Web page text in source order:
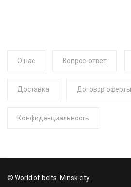
О нас Вопрос-ответ
Доставка Договор оферты
Конфиденциальность
© World of belts. Minsk city.